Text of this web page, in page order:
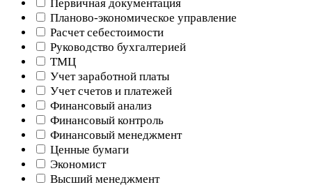
Первичная документация
Планово-экономическое управление
Расчет себестоимости
Руководство бухгалтерией
ТМЦ
Учет заработной платы
Учет счетов и платежей
Финансовый анализ
Финансовый контроль
Финансовый менеджмент
Ценные бумаги
Экономист
Высший менеджмент